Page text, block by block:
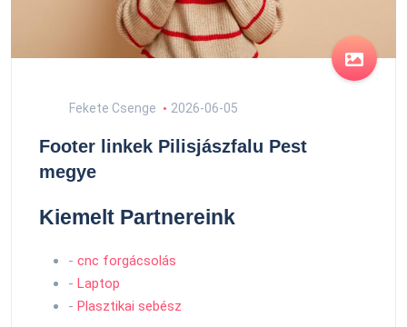
Fekete Csenge 2026-06-05
Footer linkek Pilisjászfalu Pest
megye
Kiemelt Partnereink
- cnc forgácsolás
- Laptop
- Plasztikai sebész